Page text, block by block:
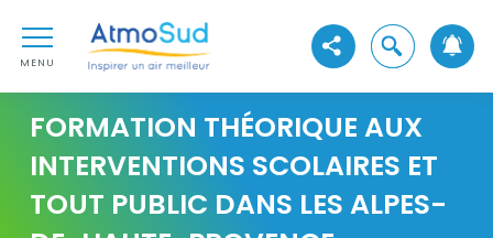
Aller au premier menu de navigation
Aller à la recherche
MENU
AtmoSud
Voir les réseaux sociaux
Ouvrir la
FORMATION THÉORIQUE AUX
INTERVENTIONS SCOLAIRES ET
TOUT PUBLIC DANS LES ALPES-